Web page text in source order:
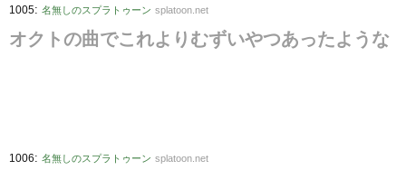
1005: 名無しのスプラトゥーン splatoon.net
オクトの曲でこれよりむずいやつあったような
1006: 名無しのスプラトゥーン splatoon.net